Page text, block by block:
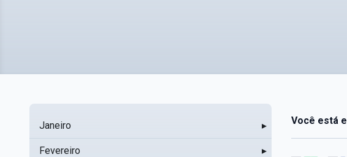
Janeiro ▸
Fevereiro ▸
Você está